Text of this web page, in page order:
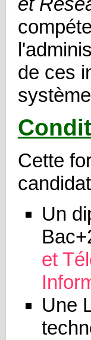
de ces
Cette
Un
et
Une